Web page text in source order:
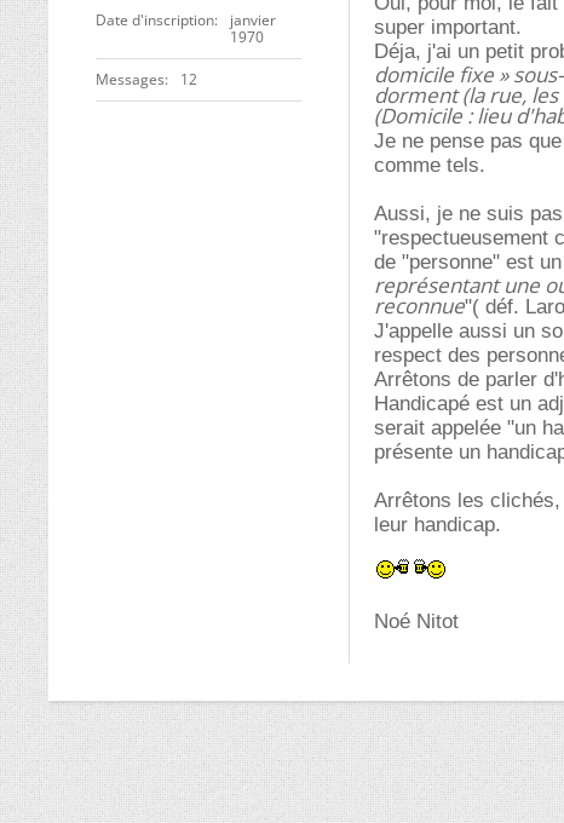
Date d'inscription
janvier
1970
Messages 12
super important.
Déja, j'ai un petit
domicile fixe »
dorment (la rue,
(Domicile : lieu
Je ne pense pas
comme tels.
Aussi, je ne suis
"respectueusement
de "personne" est
représentant une
reconnue"( déf.
J'appelle aussi un
respect des
Arrêtons de parler
Handicapé est un
serait appelée "un
présente un
Arrêtons les
leur handicap.
Noé Nitot